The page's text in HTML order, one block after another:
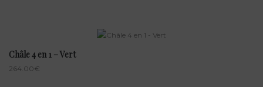
Châle 4 en 1 – Vert
264.00€